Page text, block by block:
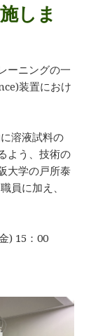
しま
ーニングの一
装置におけ
溶液試料の
よう、技術の
大学の戸所泰
員に加え、
) 15：00